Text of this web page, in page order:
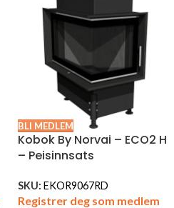
BLI MEDLEM
Kobok By Norvai – ECO2 H
– Peisinnsats
SKU: EKOR9067RD
Registrer deg som medlem